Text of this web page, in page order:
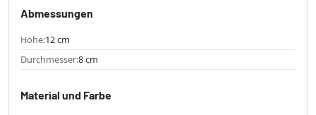
Abmessungen
Höhe:12 cm
Durchmesser:8 cm
Material und Farbe